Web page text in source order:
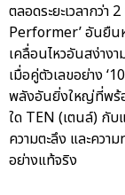
ตลอดระยะเวลากว่า
Performer’ อันยืน
เคลื่อนไหวอันสง่าง
เมื่อคู่ตัวเลขอย่าง
พลังอันยิ่งใหญ่ที่พร้
ใด TEN (เตนล์) กับ
ความตะลึง และคว
อย่างแท้จริง